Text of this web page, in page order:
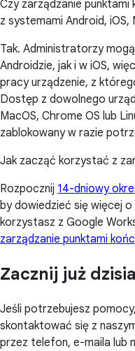
Czy zarządzanie punktami
z systemami Android, iOS,
Tak. Administratorzy
Androidzie, jak i w iOS,
pracy urządzenie, z
Dostęp z dowolnego
MacOS, Chrome OS lub
zablokowany w razie
Jak zacząć korzystać z
Rozpocznij 14-dniowy
by dowiedzieć się więcej
korzystasz z Google
zarządzanie punktami
Zacznij już
Jeśli potrzebujesz
skontaktować się z
przez telefon, e-maila lub